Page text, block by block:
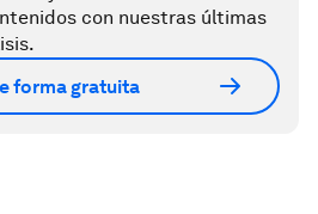
con nuestras últimas
forma gratuita